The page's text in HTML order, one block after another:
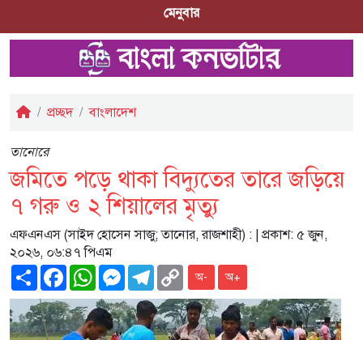
মেনুবার
প্রচ্ছদ বাংলাদেশ
তানোরে
জমিতে পড়ে থাকা বিদ্যুতের তারে জড়িয়ে
৭ গরু ও ২ শিয়ালের মৃত্যু
এফএনএস (সাইদ হোসেন সাজু; তানোর, রাজশাহী) : | প্রকাশ: ৫ জুন,
২০২৬, ০৬:৪৭ পিএম
ShareFacebookWhatsAppMessenger
Telegram
Copy
Link
অ- অ+